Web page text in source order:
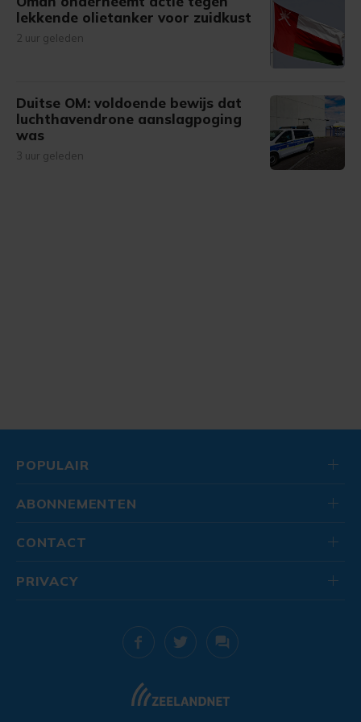
lekkende olietanker voor zuidkust
2 uur geleden
Duitse OM: voldoende bewijs dat
luchthavendrone aanslagpoging
was
3 uur geleden
POPULAIR
ABONNEMENTEN
CONTACT
PRIVACY